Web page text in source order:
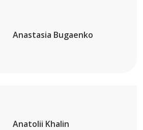
Anastasia Bugaenko
Anatolii Khalin